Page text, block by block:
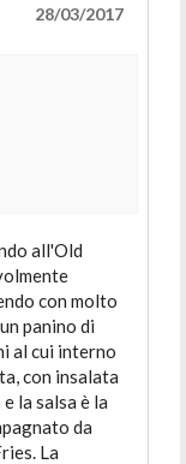
28/03/2017
all'Old
con molto
panino di
al cui interno
con insalata
la salsa è la
da
La